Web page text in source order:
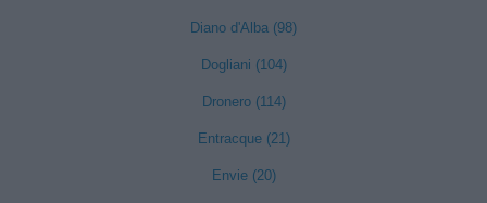
Diano d'Alba (98)
Dogliani (104)
Dronero (114)
Entracque (21)
Envie (20)